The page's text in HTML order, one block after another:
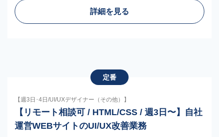
詳細を見る
定番
【週3日･4日/UI/UXデザイナー（その他）】
【リモート相談可 / HTML/CSS / 週3日〜】自社
運営WEBサイトのUI/UX改善業務